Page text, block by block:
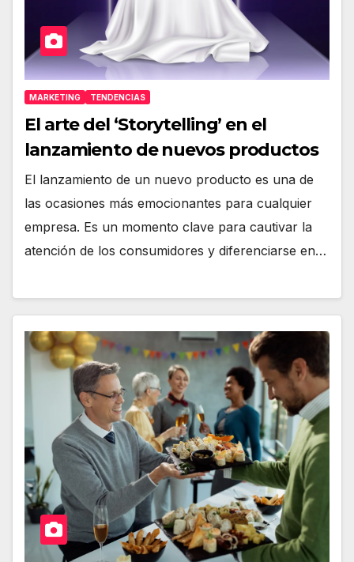
MARKETING TENDENCIAS
El arte del ‘Storytelling’ en el
lanzamiento de nuevos productos
El lanzamiento de un nuevo producto es una de
las ocasiones más emocionantes para cualquier
empresa. Es un momento clave para cautivar la
atención de los consumidores y diferenciarse en…